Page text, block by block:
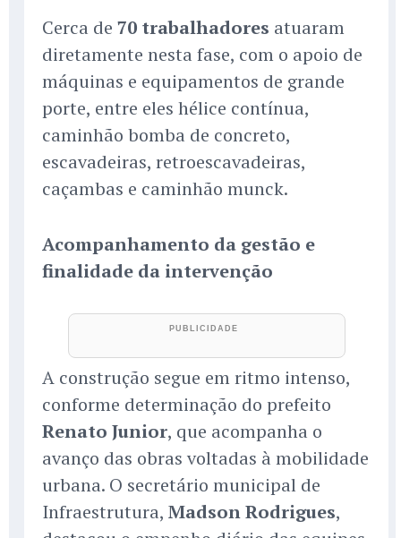
Cerca de 70 trabalhadores atuaram
diretamente nesta fase, com o apoio de
máquinas e equipamentos de grande
porte, entre eles hélice contínua,
caminhão bomba de concreto,
escavadeiras, retroescavadeiras,
caçambas e caminhão munck.
Acompanhamento da gestão e
finalidade da intervenção
A construção segue em ritmo intenso,
conforme determinação do prefeito
Renato Junior, que acompanha o
avanço das obras voltadas à mobilidade
urbana. O secretário municipal de
Infraestrutura, Madson Rodrigues,